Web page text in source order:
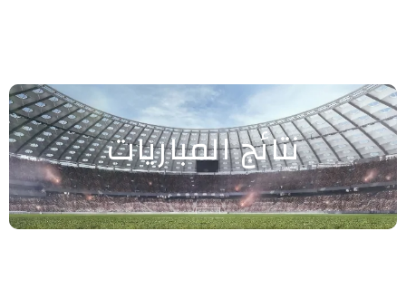
نتائج المباريات